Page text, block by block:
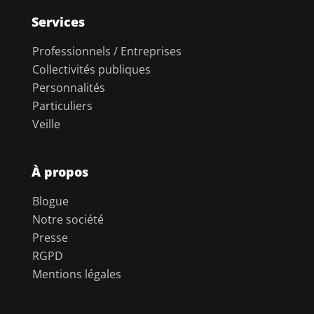
Services
Professionnels / Entreprises
Collectivités publiques
Personnalités
Particuliers
Veille
À propos
Blogue
Notre société
Presse
RGPD
Mentions légales